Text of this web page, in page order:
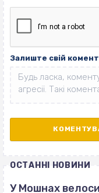
Залиште свій
ОСТАННІ НОВИНИ
У Мошнах